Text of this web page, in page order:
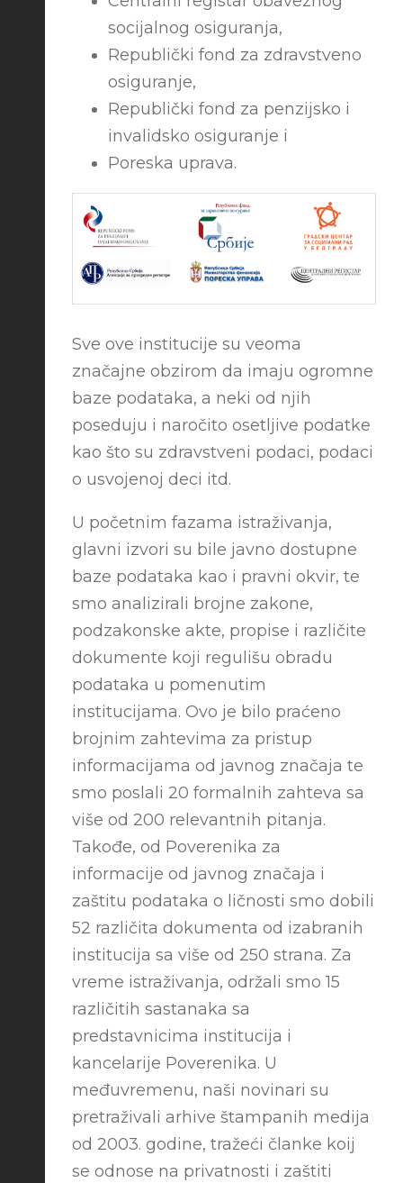
socijalnog osiguranja,
Republički fond za zdravstveno
osiguranje,
Republički fond za penzijsko i
invalidsko osiguranje i
Poreska uprava.
Sve ove institucije su veoma
značajne obzirom da imaju ogromne
baze podataka, a neki od njih
poseduju i naročito osetljive podatke
kao što su zdravstveni podaci, podaci
o usvojenoj deci itd.
U početnim fazama istraživanja,
glavni izvori su bile javno dostupne
baze podataka kao i pravni okvir, te
smo analizirali brojne zakone,
podzakonske akte, propise i različite
dokumente koji regulišu obradu
podataka u pomenutim
institucijama. Ovo je bilo praćeno
brojnim zahtevima za pristup
informacijama od javnog značaja te
smo poslali 20 formalnih zahteva sa
više od 200 relevantnih pitanja.
Takođe, od Poverenika za
informacije od javnog značaja i
zaštitu podataka o ličnosti smo dobili
52 različita dokumenta od izabranih
institucija sa više od 250 strana. Za
vreme istraživanja, održali smo 15
različitih sastanaka sa
predstavnicima institucija i
kancelarije Poverenika. U
međuvremenu, naši novinari su
pretraživali arhive štampanih medija
od 2003. godine, tražeći članke koij
se odnose na privatnosti i zaštiti